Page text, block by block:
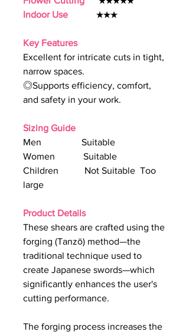
Indoor Use ★★★
Key Features
Excellent for intricate cuts in tight,
narrow spaces.
◎Supports efficiency, comfort,
and safety in your work.
Sizing Guide
Men Suitable
Women Suitable
Children Not Suitable Too
large
Product Details
These shears are crafted using the
forging (Tanzō) method—the
traditional technique used to
create Japanese swords—which
significantly enhances the user's
cutting performance.
The forging process increases the